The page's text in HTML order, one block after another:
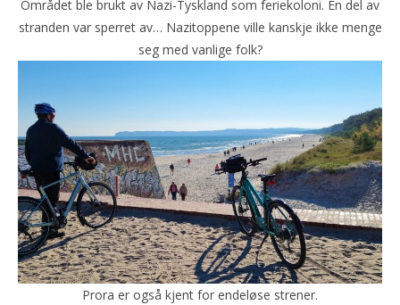
Området ble brukt av Nazi-Tyskland som feriekoloni. En del av
stranden var sperret av… Nazitoppene ville kanskje ikke menge
seg med vanlige folk?
Prora er også kjent for endeløse strener.